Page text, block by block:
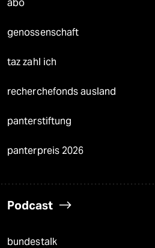
abo
genossenschaft
taz zahl ich
recherchefonds ausland
panterstiftung
panterpreis 2026
Podcast
bundestalk